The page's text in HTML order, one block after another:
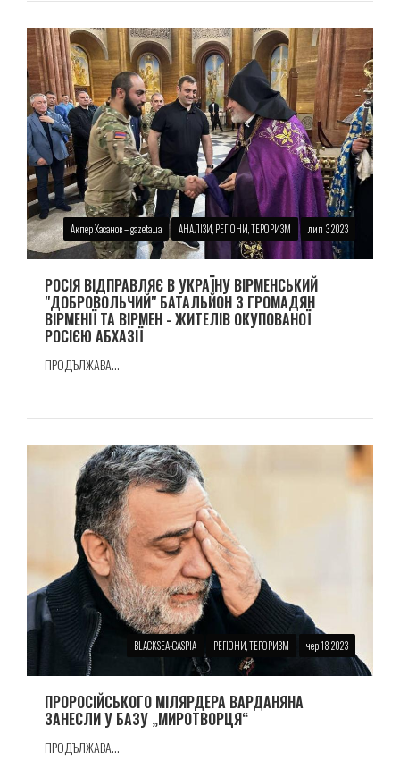
Акпер Хасанов – gazeta.ua АНАЛІЗИ, РЕГІОНИ, ТЕРОРИЗМ лип 3 2023
РОСІЯ ВІДПРАВЛЯЄ В УКРАЇНУ ВІРМЕНСЬКИЙ
"ДОБРОВОЛЬЧИЙ" БАТАЛЬЙОН З ГРОМАДЯН
ВІРМЕНІЇ ТА ВІРМЕН - ЖИТЕЛІВ ОКУПОВАНОЇ
РОСІЄЮ АБХАЗІЇ
ПРОДЪЛЖАВА...
BLACKSEA-CASPIA РЕГІОНИ, ТЕРОРИЗМ чер 18 2023
ПРОРОСIЙСЬКОГО МIЛЯРДЕРА ВАРДАНЯНА
ЗАНЕСЛИ У БАЗУ „МИРОТВОРЦЯ“
ПРОДЪЛЖАВА...